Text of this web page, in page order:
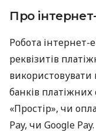
Про
Робота інтернет-
реквізитів
використовувати
банків
«Простір», чи
Pay, чи Google Pay.